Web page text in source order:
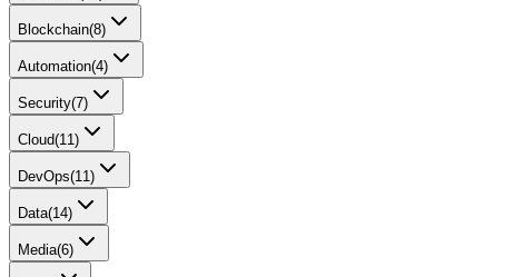
Blockchain(8)
Automation(4)
Security(7)
Cloud(11)
DevOps(11)
Data(14)
Media(6)